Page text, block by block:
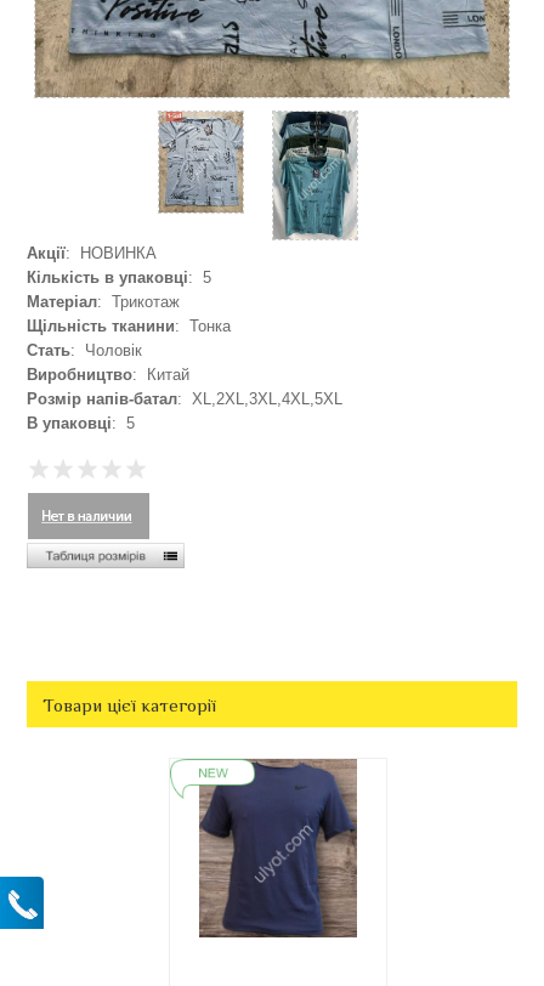
Акції: НОВИНКА
Кількість в упаковці: 5
Матеріал: Трикотаж
Щільність тканини: Тонка
Стать: Чоловік
Виробництво: Китай
Розмір напів-батал: XL,2XL,3XL,4XL,5XL
В упаковці: 5
Товари цієї категорії